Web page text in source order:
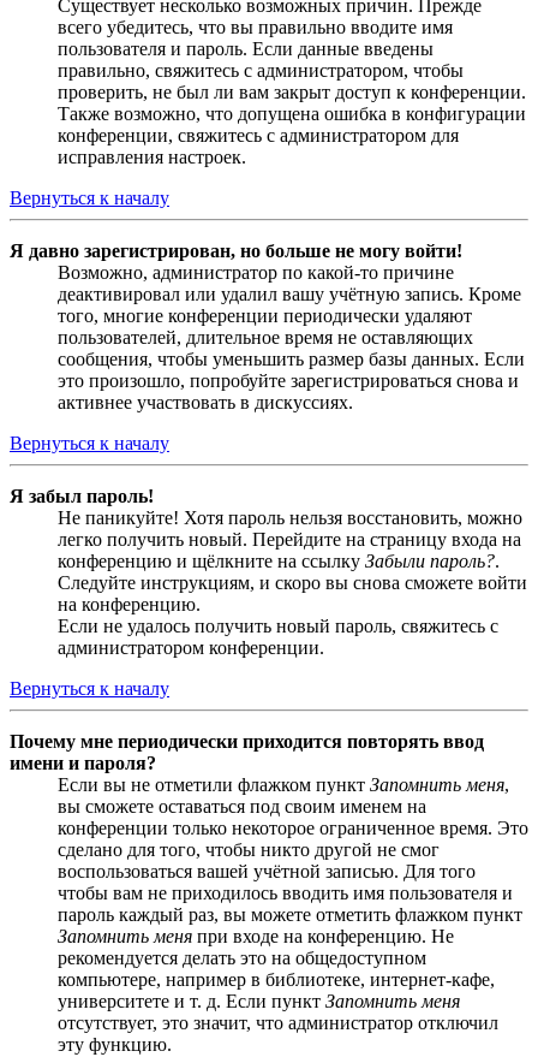
Существует несколько возможных причин. Прежде
всего убедитесь, что вы правильно вводите имя
пользователя и пароль. Если данные введены
правильно, свяжитесь с администратором, чтобы
проверить, не был ли вам закрыт доступ к конференции.
Также возможно, что допущена ошибка в конфигурации
конференции, свяжитесь с администратором для
исправления настроек.
Вернуться к началу
Я давно зарегистрирован, но больше не могу войти!
Возможно, администратор по какой-то причине
деактивировал или удалил вашу учётную запись. Кроме
того, многие конференции периодически удаляют
пользователей, длительное время не оставляющих
сообщения, чтобы уменьшить размер базы данных. Если
это произошло, попробуйте зарегистрироваться снова и
активнее участвовать в дискуссиях.
Вернуться к началу
Я забыл пароль!
Не паникуйте! Хотя пароль нельзя восстановить, можно
легко получить новый. Перейдите на страницу входа на
конференцию и щёлкните на ссылку Забыли пароль?.
Следуйте инструкциям, и скоро вы снова сможете войти
на конференцию.
Если не удалось получить новый пароль, свяжитесь с
администратором конференции.
Вернуться к началу
Почему мне периодически приходится повторять ввод
имени и пароля?
Если вы не отметили флажком пункт Запомнить меня,
вы сможете оставаться под своим именем на
конференции только некоторое ограниченное время. Это
сделано для того, чтобы никто другой не смог
воспользоваться вашей учётной записью. Для того
чтобы вам не приходилось вводить имя пользователя и
пароль каждый раз, вы можете отметить флажком пункт
Запомнить меня при входе на конференцию. Не
рекомендуется делать это на общедоступном
компьютере, например в библиотеке, интернет-кафе,
университете и т. д. Если пункт Запомнить меня
отсутствует, это значит, что администратор отключил
эту функцию.